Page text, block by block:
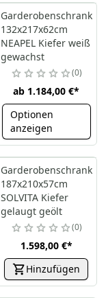
Garderobenschrank
132x217x62cm
NEAPEL Kiefer weiß
gewachst
0
ab 1.184,00 €*
Optionen
anzeigen
Garderobenschrank
187x210x57cm
SOLVITA Kiefer
gelaugt geölt
0
1.598,00 €*
Hinzufügen